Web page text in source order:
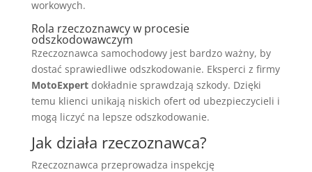
workowych.
Rola rzeczoznawcy w procesie
odszkodowawczym
Rzeczoznawca samochodowy jest bardzo ważny, by
dostać sprawiedliwe odszkodowanie. Eksperci z firmy
MotoExpertdokładnie sprawdzają szkody. Dzięki
temu klienci unikają niskich ofert od ubezpieczycieli i
mogą liczyć na lepsze odszkodowanie.
Jak działa rzeczoznawca?
Rzeczoznawca przeprowadza inspekcję